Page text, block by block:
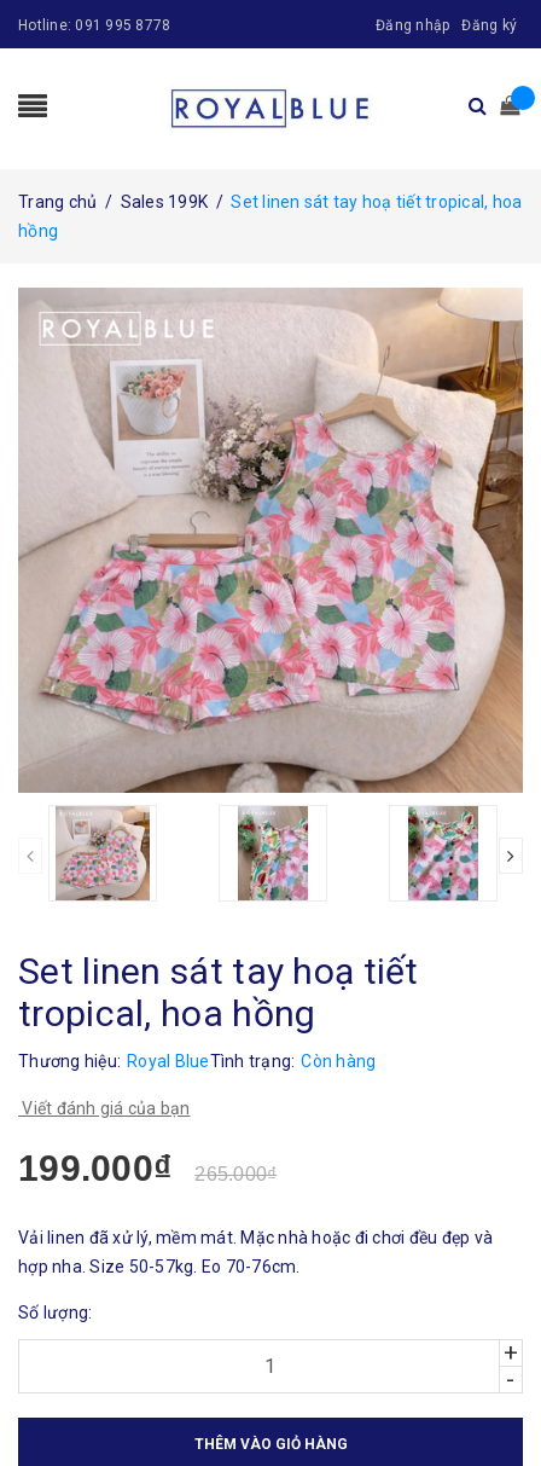
Hotline: 091 995 8778 Đăng nhập Đăng ký
Trang chủ / Sales 199K / Set linen sát tay hoạ tiết tropical, hoa
hồng
Set linen sát tay hoạ tiết
tropical, hoa hồng
Thương hiệu: Royal BlueTình trạng: Còn hàng
Viết đánh giá của bạn
199.000₫ 265.000₫
Vải linen đã xử lý, mềm mát. Mặc nhà hoặc đi chơi đều đẹp và
hợp nha. Size 50-57kg. Eo 70-76cm.
Số lượng:
+
-
THÊM VÀO GIỎ HÀNG